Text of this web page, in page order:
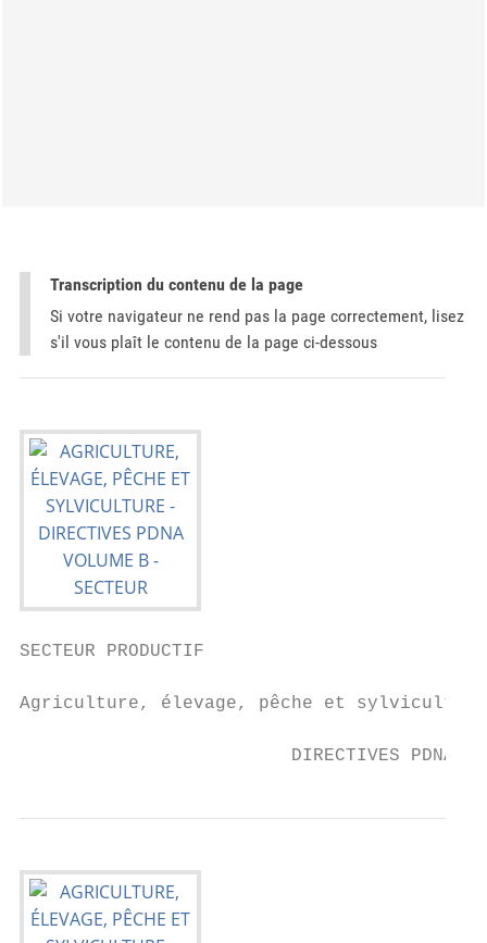
Transcription du contenu de la page
Si votre navigateur ne rend pas la page correctement, lisez
s'il vous plaît le contenu de la page ci-dessous
SECTEUR PRODUCTIF
Agriculture, élevage, pêche et sylviculture
DIRECTIVES PDNA